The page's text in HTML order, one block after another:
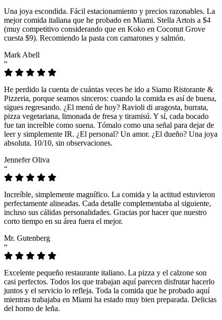
Una joya escondida. Fácil estacionamiento y precios razonables. La
mejor comida italiana que he probado en Miami. Stella Artois a $4
(muy competitivo considerando que en Koko en Coconut Grove
cuesta $9). Recomiendo la pasta con camarones y salmón.
Mark Abell
“
He perdido la cuenta de cuántas veces he ido a Siamo Ristorante &
Pizzeria, porque seamos sinceros: cuando la comida es así de buena,
sigues regresando. ¿El menú de hoy? Ravioli di aragosta, burrata,
pizza vegetariana, limonada de fresa y tiramisú. Y sí, cada bocado
fue tan increíble como suena. Tómalo como una señal para dejar de
leer y simplemente IR. ¿El personal? Un amor. ¿El dueño? Una joya
absoluta. 10/10, sin observaciones.
Jennefer Oliva
“
Increíble, simplemente magnífico. La comida y la actitud estuvieron
perfectamente alineadas. Cada detalle complementaba al siguiente,
incluso sus cálidas personalidades. Gracias por hacer que nuestro
corto tiempo en su área fuera el mejor.
Mr. Gutenberg
“
Excelente pequeño restaurante italiano. La pizza y el calzone son
casi perfectos. Todos los que trabajan aquí parecen disfrutar hacerlo
juntos y el servicio lo refleja. Toda la comida que he probado aquí
mientras trabajaba en Miami ha estado muy bien preparada. Delicias
del horno de leña.